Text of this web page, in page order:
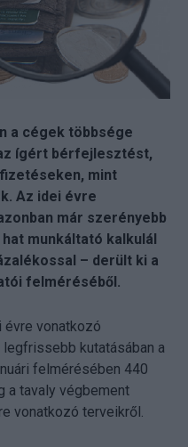
a cégek többsége
ígért bérfejlesztést,
mint
Az idei évre
már szerényebb
munkáltató kalkulál
– derült ki a
felméréséből.
évre vonatkozó
kutatásában a
felmérésében 440
a tavaly végbement
vonatkozó terveikről.